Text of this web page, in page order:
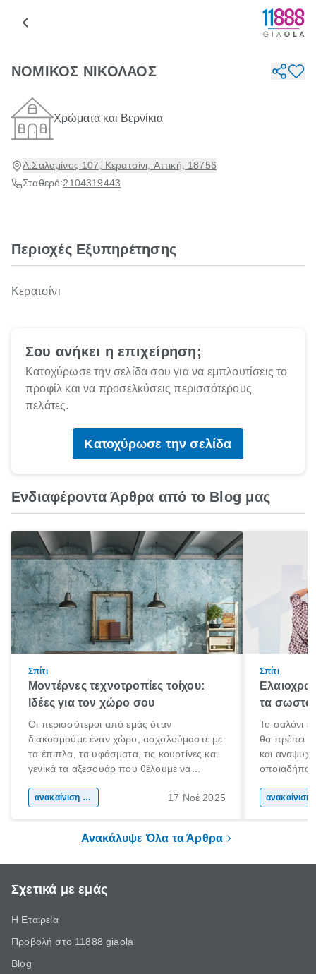
ΝΟΜΙΚΟΣ ΝΙΚΟΛΑΟΣ
Χρώματα και Βερνίκια
Λ.Σαλαμίνος 107, Κερατσίνι, Αττική, 18756
Σταθερό:2104319443
Περιοχές Εξυπηρέτησης
Κερατσίνι
Σου ανήκει η επιχείρηση;
Κατοχύρωσε την σελίδα σου για να εμπλουτίσεις το
προφίλ και να προσελκύσεις περισσότερους
πελάτες.
Κατοχύρωσε την σελίδα
Ενδιαφέροντα Άρθρα από το Blog μας
Σπίτι
Μοντέρνες τεχνοτροπίες τοίχου:
Ιδέες για τον χώρο σου
Οι περισσότεροι από εμάς όταν
διακοσμούμε έναν χώρο, ασχολούμαστε με
τα έπιπλα, τα υφάσματα, τις κουρτίνες και
γενικά τα αξεσουάρ που θέλουμε να
πόσο πολύ επηρεάζουν οι τοίχοι τη
κάποιες έξυπνες ιδέες για τεχνοτροπίες
ανακαίνιση σπιτιού 17 Νοέ 2025
Σπίτι
τα σωστά
Το σαλόνι
θα πρέπει
και
διάθεση
Ανακάλυψε Όλα τα Άρθρα
Σχετικά με εμάς
Η Εταιρεία
Προβολή στο 11888 giaola
Blog